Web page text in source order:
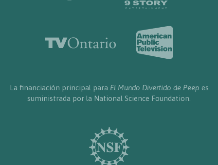
La financiación principal para El Mundo Divertido de Peep es
suministrada por la National Science Foundation.